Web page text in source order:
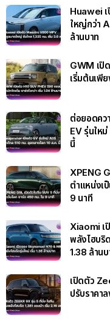
Huawei
ใหญ่กว่า
ล้านบาท
GWM เปิ
เริ่มต้นเพี
ต่อยอดคว
EV รุ่นให
นี้
XPENG
ตำแหน่งเ
9 นาที
Xiaomi เ
พลังไฮบริ
1.38 ล้านบ
เปิดตัว
ปรับราคา